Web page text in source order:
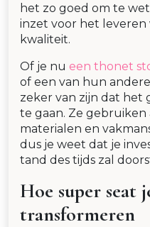
het zo goed om te
inzet voor het
kwaliteit.
Of je nu een thonet
of een van hun
zeker van zijn dat het
te gaan. Ze gebruiken
materialen en
dus je weet dat je
tand des tijds zal
Hoe super seat
transformeren